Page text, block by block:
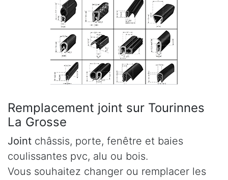
Remplacement joint sur Tourinnes
La Grosse
Joint châssis, porte, fenêtre et baies
coulissantes pvc, alu ou bois.
Vous souhaitez changer ou remplacer les